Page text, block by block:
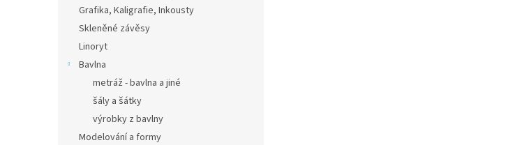
Grafika, Kaligrafie, Inkousty
Skleněné závěsy
Linoryt
Bavlna
metráž - bavlna a jiné
šály a šátky
výrobky z bavlny
Modelování a formy